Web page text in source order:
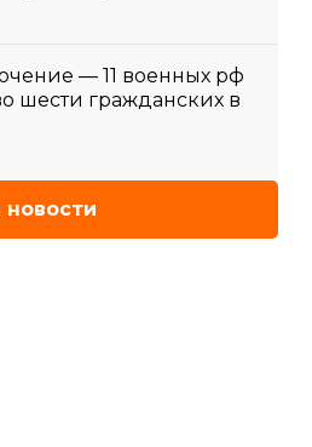
— 11 военных рф
шести гражданских в
новости